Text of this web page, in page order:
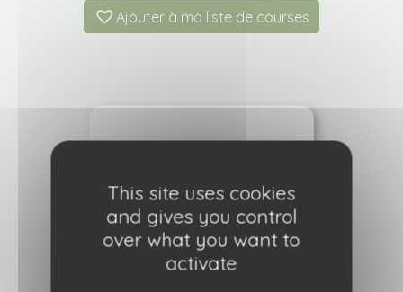
Ajouter à ma liste de courses
This site uses cookies
and gives you control
over what you want to
activate